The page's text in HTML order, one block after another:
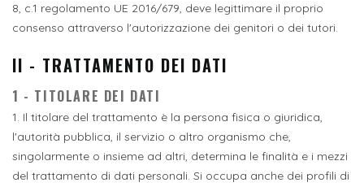
8, c.1 regolamento UE 2016/679, deve legittimare il proprio
consenso attraverso l'autorizzazione dei genitori o dei tutori.
II - TRATTAMENTO DEI DATI
1 - TITOLARE DEI DATI
1. Il titolare del trattamento è la persona fisica o giuridica,
l'autorità pubblica, il servizio o altro organismo che,
singolarmente o insieme ad altri, determina le finalità e i mezzi
del trattamento di dati personali. Si occupa anche dei profili di